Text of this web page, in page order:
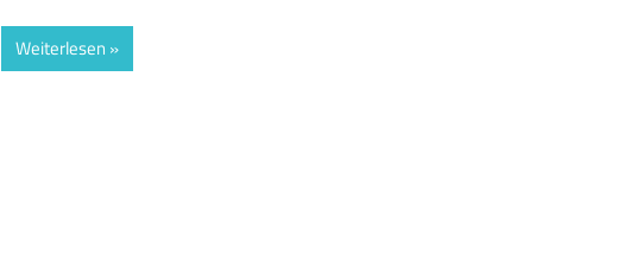
Weiterlesen